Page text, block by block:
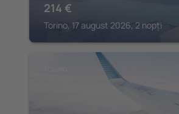
214 €
Torino, 17 august 2026, 2 nopți